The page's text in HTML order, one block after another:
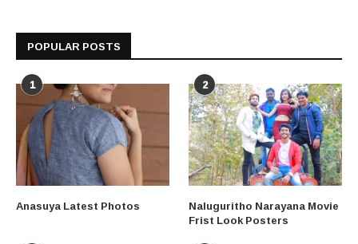
POPULAR POSTS
1
Anasuya Latest Photos
2
Naluguritho Narayana Movie
Frist Look Posters